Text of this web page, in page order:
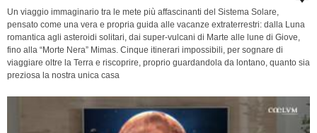
Un viaggio immaginario tra le mete più affascinanti del Sistema Solare,
pensato come una vera e propria guida alle vacanze extraterrestri: dalla Luna
romantica agli asteroidi solitari, dai super-vulcani di Marte alle lune di Giove,
fino alla “Morte Nera” Mimas. Cinque itinerari impossibili, per sognare di
viaggiare oltre la Terra e riscoprire, proprio guardandola da lontano, quanto sia
preziosa la nostra unica casa